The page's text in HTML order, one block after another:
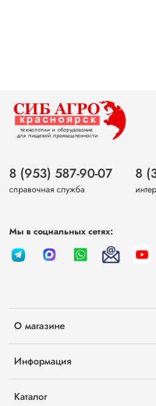
О магазине
Информация
Каталог
8 (953) 587-90-07
справочная служба
8
Мы в социальных сетях: